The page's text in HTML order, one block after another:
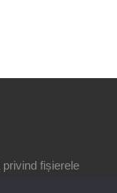
privind fișierele